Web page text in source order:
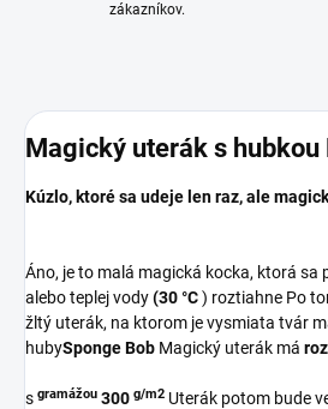
zákazníkov.
Magický uterák s hubkou
Kúzlo, ktoré sa udeje len raz, ale
Áno, je to malá magická kocka, ktorá sa
alebo teplej vody(30 °C) roztiahne Po
žltý uterák, na ktorom je vysmiata tvár
hubySponge Bob Magický uterák má
s gramážou 300 g/m2 Uterák potom bude